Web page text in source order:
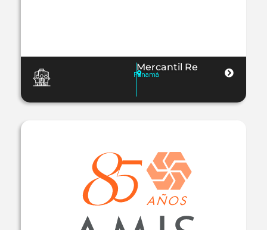
Mercantil Re
Panamá